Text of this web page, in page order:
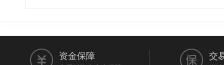
资金保障 交